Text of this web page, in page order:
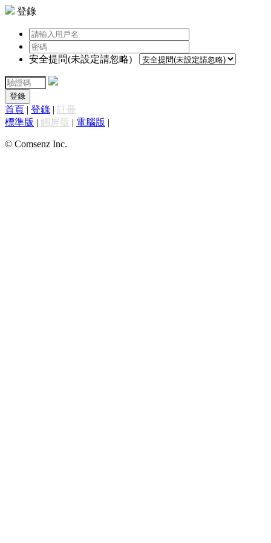
登錄
安全提問(未設定請忽略)
登錄
首頁 | 登錄 | 註冊
標準版 | 觸屏版 | 電腦版 |
© Comsenz Inc.